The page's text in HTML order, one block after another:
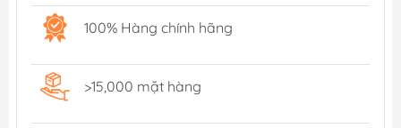
100% Hàng chính hãng
>15,000 mặt hàng